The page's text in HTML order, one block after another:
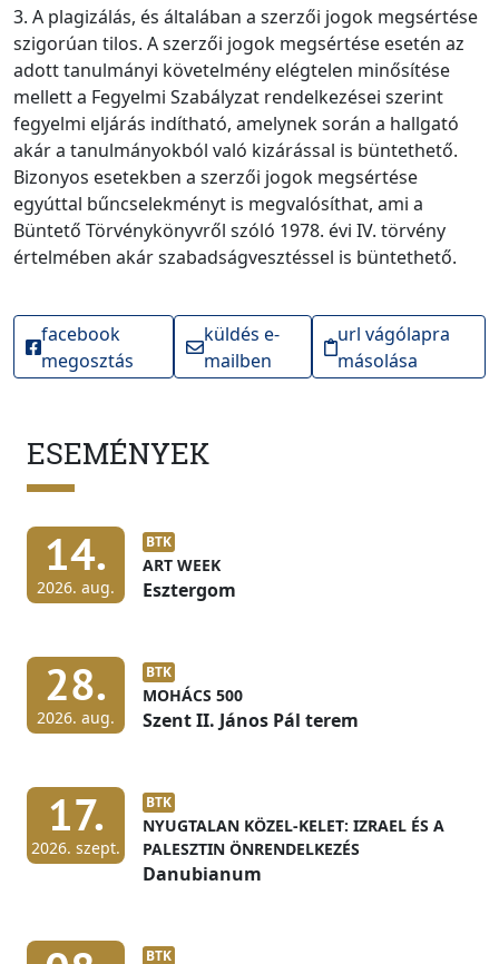
3. A plagizálás, és általában a szerzői jogok megsértése
szigorúan tilos. A szerzői jogok megsértése esetén az
adott tanulmányi követelmény elégtelen minősítése
mellett a Fegyelmi Szabályzat rendelkezései szerint
fegyelmi eljárás indítható, amelynek során a hallgató
akár a tanulmányokból való kizárással is büntethető.
Bizonyos esetekben a szerzői jogok megsértése
egyúttal bűncselekményt is megvalósíthat, ami a
Büntető Törvénykönyvről szóló 1978. évi IV. törvény
értelmében akár szabadságvesztéssel is büntethető.
facebook
megosztás
küldés e-
mailben
url vágólapra
másolása
ESEMÉNYEK
14.
2026. aug.
BTK
ART WEEK
Esztergom
28.
2026. aug.
BTK
MOHÁCS 500
Szent II. János Pál terem
17.
2026. szept.
BTK
NYUGTALAN KÖZEL-KELET: IZRAEL ÉS A
PALESZTIN ÖNRENDELKEZÉS
Danubianum
BTK